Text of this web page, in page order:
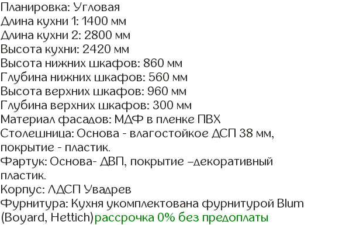
Планировка: Угловая
Длина кухни 1: 1400 мм
Длина кухни 2: 2800 мм
Высота кухни: 2420 мм
Высота нижних шкафов: 860 мм
Глубина нижних шкафов: 560 мм
Высота верхних шкафов: 960 мм
Глубина верхних шкафов: 300 мм
Материал фасадов: МДФ в пленке ПВХ
Столешница: Основа - влагостойкое ДСП 38 мм,
покрытие - пластик.
Фартук: Основа- ДВП, покрытие –декоративный
пластик.
Корпус: ЛДСП Увадрев
Фурнитура: Кухня укомплектована фурнитурой Blum
(Boyard, Hettich)рассрочка 0% без предоплаты